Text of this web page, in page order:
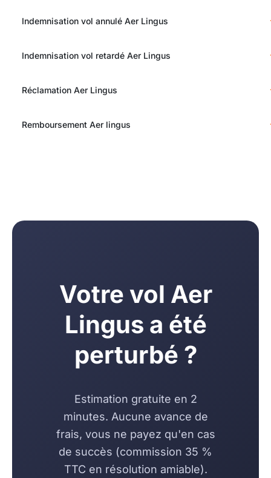
Indemnisation vol annulé Aer Lingus
Indemnisation vol retardé Aer Lingus
Réclamation Aer Lingus
Remboursement Aer lingus
Votre vol Aer
Lingus a été
perturbé ?
Estimation gratuite en 2
minutes. Aucune avance de
frais, vous ne payez qu'en cas
de succès (commission 35 %
TTC en résolution amiable).